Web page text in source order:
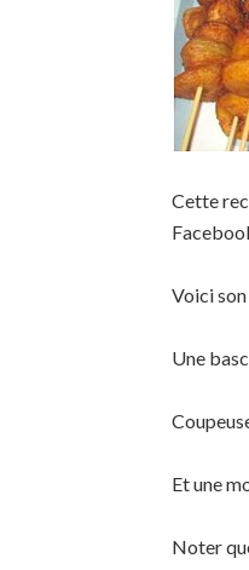
Cette
Voici son
Une
Et une
Noter